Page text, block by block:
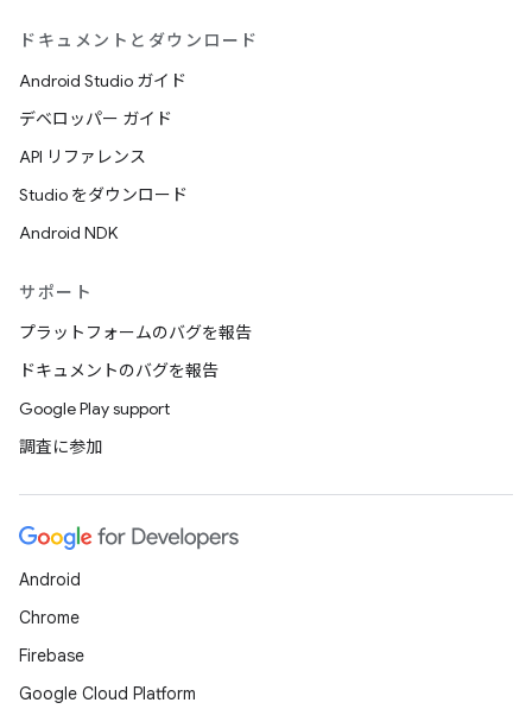
ドキュメントとダウンロード
Android Studio ガイド
デベロッパー ガイド
API リファレンス
Studio をダウンロード
Android NDK
サポート
プラットフォームのバグを報告
ドキュメントのバグを報告
Google Play support
調査に参加
Android
Chrome
Firebase
Google Cloud Platform